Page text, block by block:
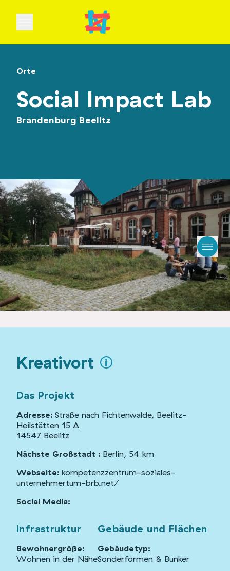
Open main menu
Orte
Social Impact Lab
Brandenburg Beelitz
Kreativort
Das Projekt
Adresse: Straße nach Fichtenwalde, Beelitz-
Heilstätten 15 A
14547 Beelitz
Nächste Großstadt : Berlin, 54 km
Webseite: kompetenzzentrum-soziales-
unternehmertum-brb.net/
Social Media:
Infrastruktur
Bewohnergröße:
Wohnen in der Nähe
Gebäude und Flächen
Gebäudetyp:
Sonderformen & Bunker